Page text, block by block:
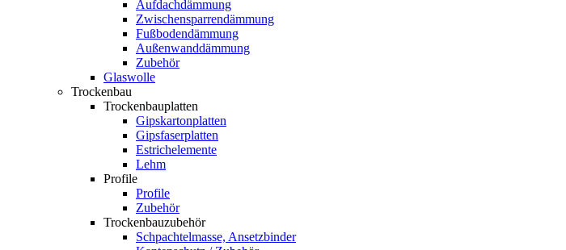
Aufdachdämmung
Zwischensparrendämmung
Fußbodendämmung
Außenwanddämmung
Zubehör
Glaswolle
Trockenbau
Trockenbauplatten
Gipskartonplatten
Gipsfaserplatten
Estrichelemente
Lehm
Profile
Profile
Zubehör
Trockenbauzubehör
Schpachtelmasse, Ansetzbinder